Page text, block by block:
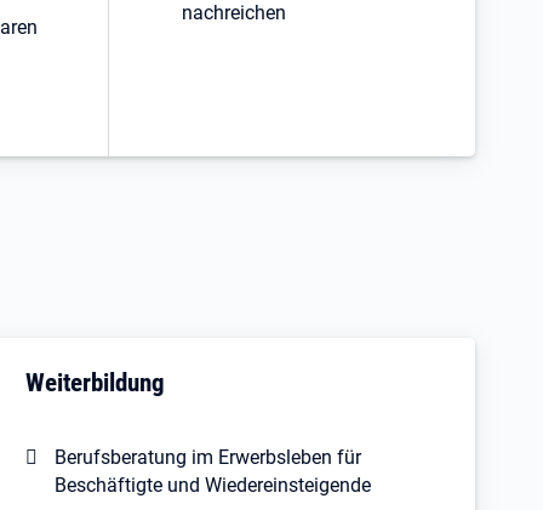
nachreichen
Weiterbildung
Berufsberatung im Erwerbsleben für
Beschäftigte und Wiedereinsteigende